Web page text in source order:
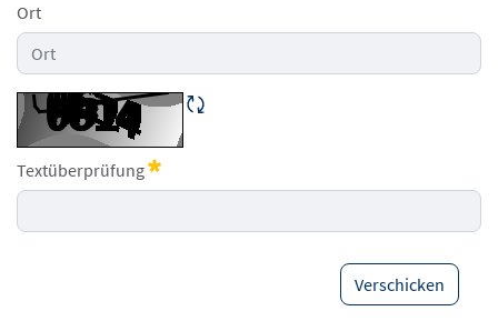
Ort
Textüberprüfung
Erforderlich
Verschicken